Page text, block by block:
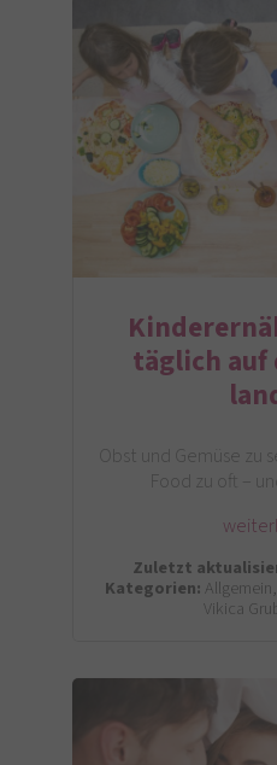
täglich auf
Obst und Gemüse zu
Food zu oft –
Zuletzt
Kategorien:
Vikica